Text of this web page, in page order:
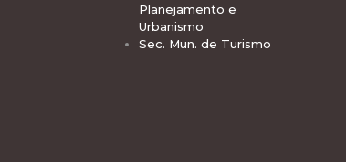
Planejamento e
Urbanismo
Sec. Mun. de Turismo